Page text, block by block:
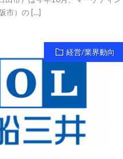
市）の […]
経営/業界動向